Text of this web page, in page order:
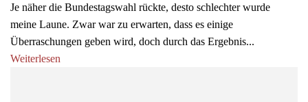
Je näher die Bundestagswahl rückte, desto schlechter wurde
meine Laune. Zwar war zu erwarten, dass es einige
Überraschungen geben wird, doch durch das Ergebnis...
Weiterlesen